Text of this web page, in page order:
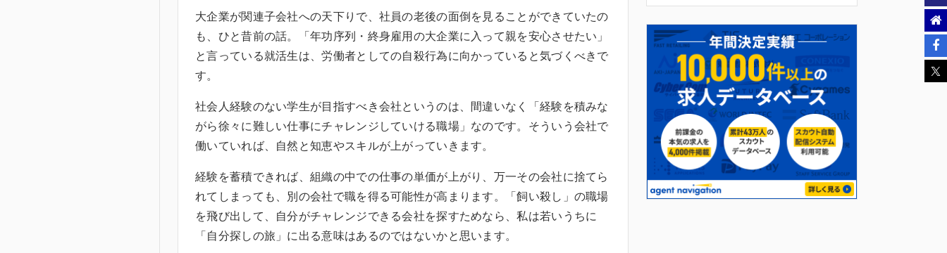
大企業が関連子会社への天下りで、社員の老後の面倒を見ることができていたの
も、ひと昔前の話。「年功序列・終身雇用の大企業に入って親を安心させたい」
と言っている就活生は、労働者としての自殺行為に向かっていると気づくべきで
す。
社会人経験のない学生が目指すべき会社というのは、間違いなく「経験を積みな
がら徐々に難しい仕事にチャレンジしていける職場」なのです。そういう会社で
働いていれば、自然と知恵やスキルが上がっていきます。
経験を蓄積できれば、組織の中での仕事の単価が上がり、万一その会社に捨てら
れてしまっても、別の会社で職を得る可能性が高まります。「飼い殺し」の職場
を飛び出して、自分がチャレンジできる会社を探すためなら、私は若いうちに
「自分探しの旅」に出る意味はあるのではないかと思います。